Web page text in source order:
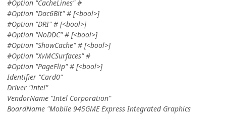
#Option "CacheLines" #
#Option "Dac6Bit" # [<bool>]
#Option "DRI" # [<bool>]
#Option "NoDDC" # [<bool>]
#Option "ShowCache" # [<bool>]
#Option "XvMCSurfaces" #
#Option "PageFlip" # [<bool>]
Identifier "Card0"
Driver "intel"
VendorName "Intel Corporation"
BoardName "Mobile 945GME Express Integrated Graphics